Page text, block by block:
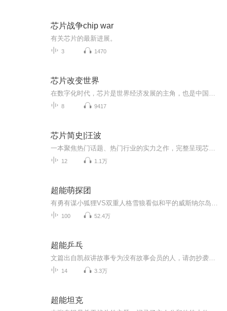
芯片战争chip war
有关芯片的最新进展。
3 1470
芯片改变世界
8 9417
芯片简史|汪波
12 1.1万
超能萌探团
100 52.4万
超能乒乓
14 3.3万
超能坦克